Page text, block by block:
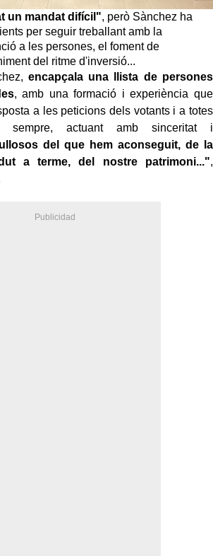
un mandat difícil", però Sànchez ha
per seguir treballant amb la
a les persones, el foment de
del ritme d'inversió...
encapçala una llista de persones
, amb una formació i experiència que
a les peticions dels votants i a totes
sempre, actuant amb sinceritat i
del que hem aconseguit, de la
a terme, del nostre patrimoni...",